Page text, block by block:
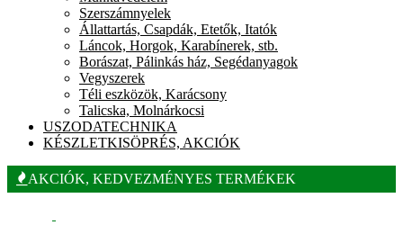
Szerszámnyelek
Állattartás, Csapdák, Etetők, Itatók
Láncok, Horgok, Karabínerek, stb.
Borászat, Pálinkás ház, Segédanyagok
Vegyszerek
Téli eszközök, Karácsony
Talicska, Molnárkocsi
USZODATECHNIKA
KÉSZLETKISÖPRÉS, AKCIÓK
AKCIÓK, KEDVEZMÉNYES TERMÉKEK